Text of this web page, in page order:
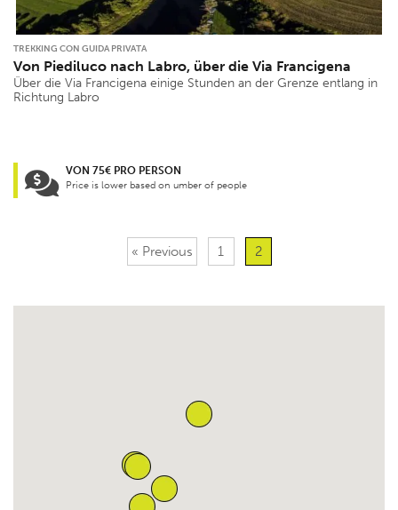
TREKKING CON GUIDA PRIVATA
Von Piediluco nach Labro, über die Via Francigena
Über die Via Francigena einige Stunden an der Grenze entlang in
Richtung Labro
VON 75€ PRO PERSON
Price is lower based on umber of people
« Previous 1 2